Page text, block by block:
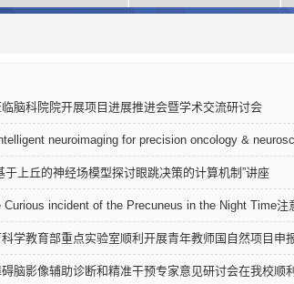
脑科院院开展项目进展推进会暨学术交流研讨会
neuroimaging for precision oncology &
于上丘的神经场模型探讨眼跳决策的计算机制”讲座
Curious incident of the Precuneus in the Night Time注
学教育部重点实验室顺利开展青年教师国自然项目申
脑影像辅助诊断和精准干预专家意见研讨会在我校顺